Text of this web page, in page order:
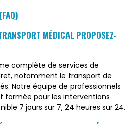
MÉDICAL PROPOSEZ-
complète de services de
notamment le transport de
Notre équipe de professionnels
formée pour les interventions
7 jours sur 7, 24 heures sur 24.